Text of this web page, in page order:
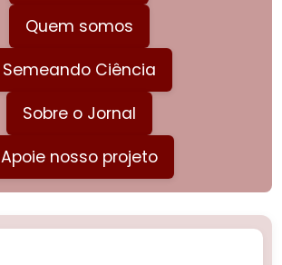
Quem somos
Semeando Ciência
Sobre o Jornal
Apoie nosso projeto